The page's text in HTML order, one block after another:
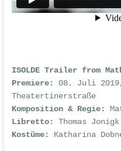
ISOLDE Trailerfrom
Premiere:
08. Juli
Theatertinerstraße
Komposition & Regie:
Libretto:
Thomas Jonigk
Kostüme:
Katharina